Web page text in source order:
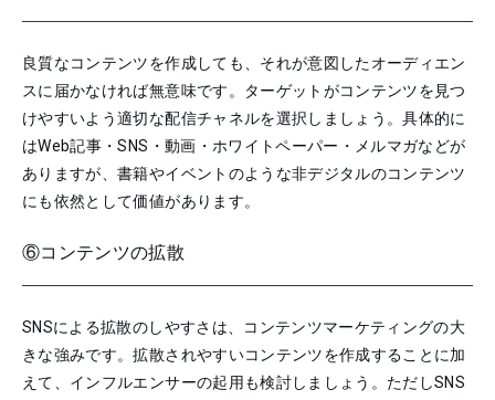
良質なコンテンツを作成しても、それが意図したオーディエン
スに届かなければ無意味です。ターゲットがコンテンツを見つ
けやすいよう適切な配信チャネルを選択しましょう。具体的に
はWeb記事・SNS・動画・ホワイトペーパー・メルマガなどが
ありますが、書籍やイベントのような非デジタルのコンテンツ
にも依然として価値があります。
⑥コンテンツの拡散
SNSによる拡散のしやすさは、コンテンツマーケティングの大
きな強みです。拡散されやすいコンテンツを作成することに加
えて、インフルエンサーの起用も検討しましょう。ただしSNS